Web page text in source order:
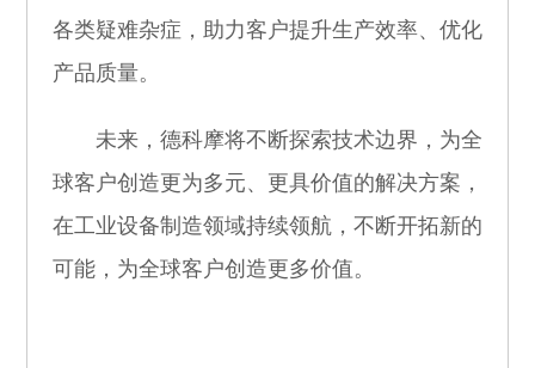
各类疑难杂症，助力客户提升生产效率、优化
产品质量。
未来，德科摩将不断探索技术边界，为全
球客户创造更为多元、更具价值的解决方案，
在工业设备制造领域持续领航，不断开拓新的
可能，为全球客户创造更多价值。